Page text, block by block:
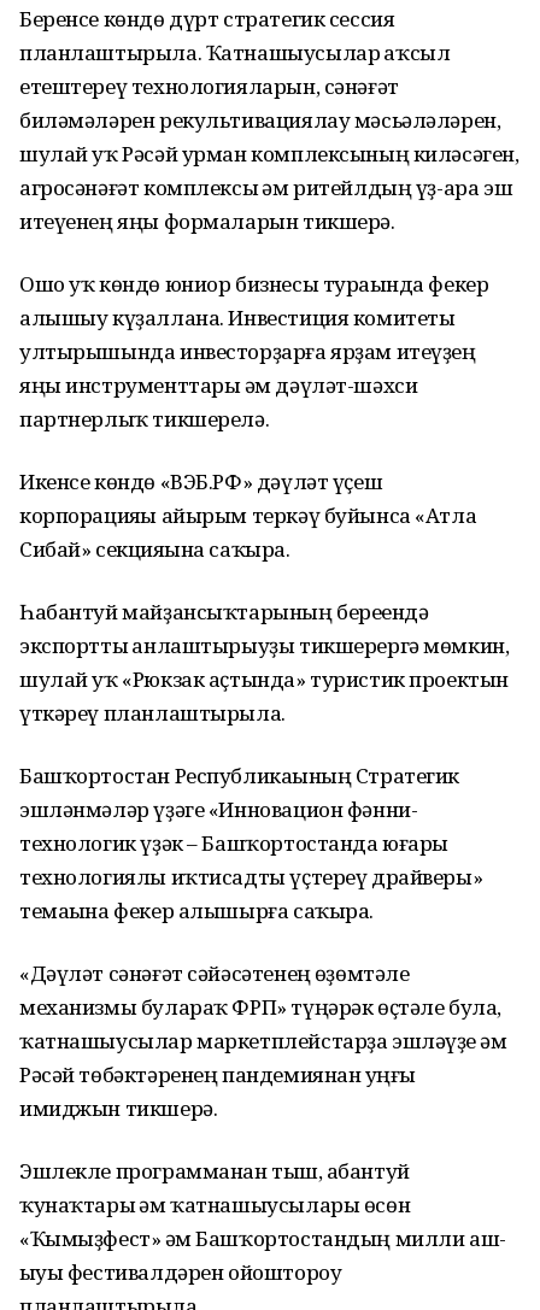
Беренсе көндө дүрт стратегик сессия
планлаштырыла. Ҡатнашыусылар һаҡсыл
етештереү технологияларын, сәнәғәт
биләмәләрен рекультивациялау мәсьәләләрен,
шулай уҡ Рәсәй урман комплексының киләсәген,
агросәнәғәт комплексы һәм ритейлдың үҙ-ара эш
итеүенең яңы формаларын тикшерә.
Ошо уҡ көндө юниор бизнесы тураһында фекер
алышыу күҙаллана. Инвестиция комитеты
ултырышында инвесторҙарға ярҙам итеүҙең
яңы инструменттары һәм дәүләт-шәхси
партнерлыҡ тикшерелә.
Икенсе көндө «ВЭБ.РФ» дәүләт үҫеш
корпорацияһы айырым теркәү буйынса «Атла
Сибай» секцияһына саҡыра.
Һабантуй майҙансыҡтарының береһендә
экспортты һанлаштырыуҙы тикшерергә мөмкин,
шулай уҡ «Рюкзак аҫтында» туристик проектын
үткәреү планлаштырыла.
Башҡортостан Республикаһының Стратегик
эшләнмәләр үҙәге «Инновацион фәнни-
технологик үҙәк – Башҡортостанда юғары
технологиялы иҡтисадты үҫтереү драйверы»
темаһына фекер алышырға саҡыра.
«Дәүләт сәнәғәт сәйәсәтенең һөҙөмтәле
механизмы булараҡ ФРП» түңәрәк өҫтәле була,
ҡатнашыусылар маркетплейстарҙа эшләүҙе һәм
Рәсәй төбәктәренең пандемиянан һуңғы
имиджын тикшерә.
Эшлекле программанан тыш, һабантуй
ҡунаҡтары һәм ҡатнашыусылары өсөн
«Ҡымыҙфест» һәм Башҡортостандың милли аш-
һыуы фестивалдәрен ойоштороу